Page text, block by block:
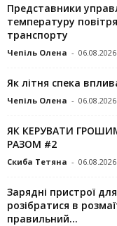
Представники
температуру
транспорту
Чепіль Олена - 06.08.2026
Як літня спека
Чепіль Олена - 06.08.2026
ЯК КЕРУВАТИ
РАЗОМ #2
Скиба Тетяна - 06.08.2026
Зарядні пристрої
розібратися в
правильний...